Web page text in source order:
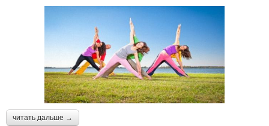
читать дальше →